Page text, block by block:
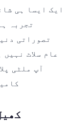
تجربہ
تصوراتی
عام سلاٹ
آپ ملٹی